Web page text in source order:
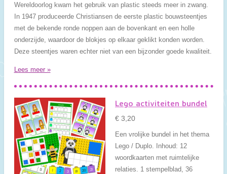
Wereldoorlog kwam het gebruik van plastic steeds meer in zwang.
In 1947 produceerde Christiansen de eerste plastic bouwsteentjes
met de bekende ronde noppen aan de bovenkant en een holle
onderzijde, waardoor de blokjes op elkaar geklikt konden worden.
Deze steentjes waren echter niet van een bijzonder goede kwaliteit.
Lees meer »
Lego activiteiten bundel
€ 3,20
Een vrolijke bundel in het thema
Lego / Duplo. Inhoud: 12
woordkaarten met ruimtelijke
relaties. 1 stempelblad, 36